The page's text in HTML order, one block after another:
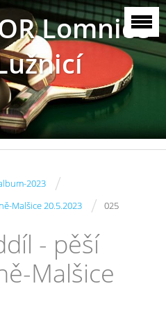
Lomnice
2023 /
Malšice 20.5.2023 / 025
- pěší
Malšice